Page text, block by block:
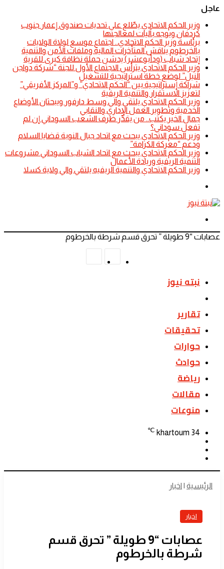
عاجل
​وزير الحكم الاتحادي يطّلع على تحديات صندوق إعمار جنوب
كردفان ويوجه بآليات لمعالجتها
​برئاسة وزير الحكم الاتحادي.. اجتماع موسع لولاة الولايات
بالخرطوم يناقش المتأخرات المالية وملفات الأمن والتنمية
إتحاد شباب (ودأبوعشر) يدشن حملة نظافة كبرى للقرية
وزير الحكم الاتحادي يترأس الاجتماع الأول للجنة “شركة دواجن
النيل” لوضع خطة استراتيجية للتشغيل
شراكة إستراتيجية بين “الحكم الاتحادي” و”المركز الأفريقي”
لتعزيز الاستقرار والتنمية الريفية
​وزير الحكم الاتحادي يلتقي والي وسط دارفور ويبحثان الأوضاع
الخدمية وتطوير العمل الإداري والنقابي
جمال الخير يكتب.. من يقدِّر ظرف الشعب السوداني إن لم
تفعل سوداني؟
​وزير الحكم الاتحادي يبحث مع اتحاد جبال النوبة قضايا السلام
ودعم “معركة الكرامة”
​وزير الحكم الاتحادي يبحث مع اتحاد الشباب السوداني مشروعات
التنمية الريفية وريادة الأعمال
​وزير الحكم الاتحادي والتنمية الريفيه يلتقي والي ولاية كسلا
عصابات “9 طويلة ” تحرق قسم شرطة بالخرطوم
نبته نيوز
تقارير
تحقيقات
حوارات
حوادث
رياضة
مقالات
منوعات
khartoum 34
℃
الرئيسية | اخبار
اخبار
عصابات “9 طويلة ” تحرق قسم
شرطة بالخرطوم